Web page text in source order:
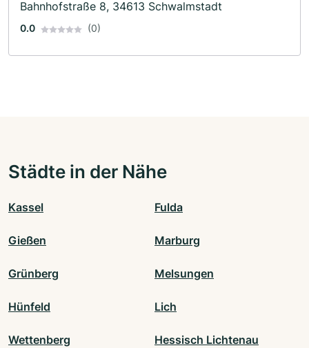
Bahnhofstraße 8, 34613 Schwalmstadt
0.0 (0)
Städte in der Nähe
Kassel Fulda
Gießen Marburg
Grünberg Melsungen
Hünfeld Lich
Wettenberg Hessisch Lichtenau